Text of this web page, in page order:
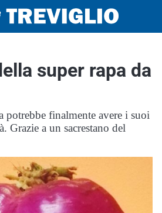
super rapa da
potrebbe finalmente avere i suoi
Grazie a un sacrestano del